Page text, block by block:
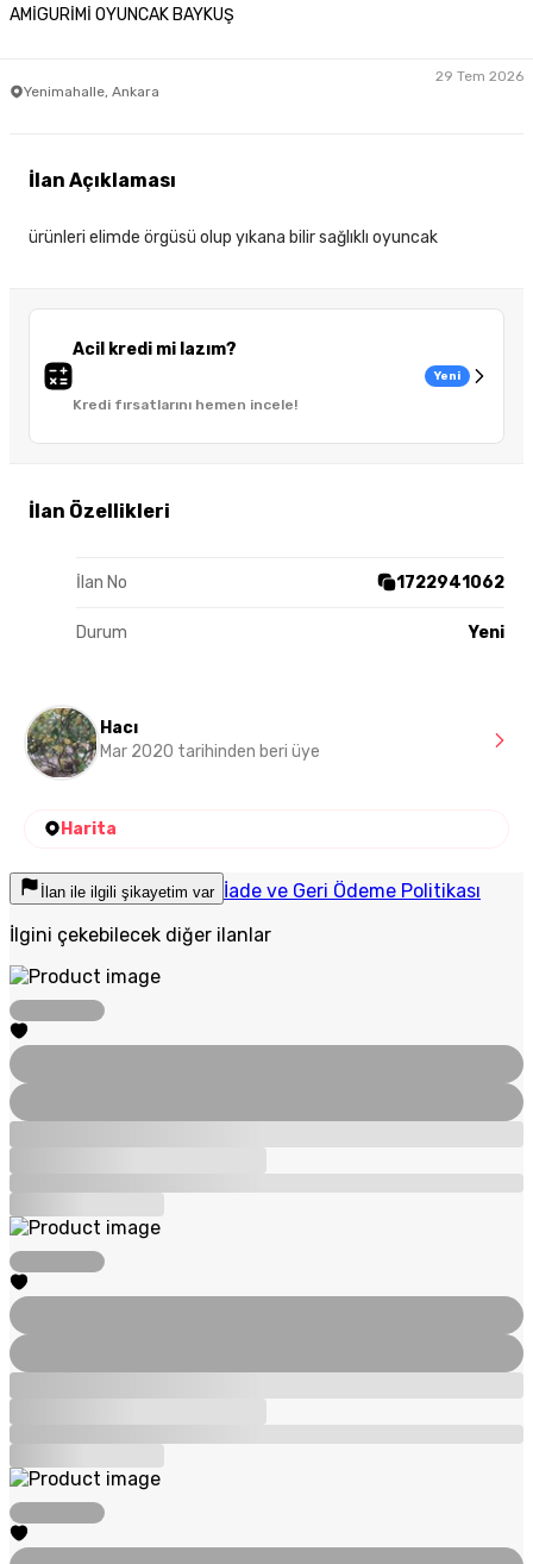
AMİGURİMİ OYUNCAK BAYKUŞ
Yenimahalle, Ankara
29 Tem 2026
Acil kredi mi lazım?
Kredi fırsatlarını hemen incele!
Yeni
İlan Özellikleri
İlan No 1722941062
Durum Yeni
İlan Açıklaması
ürünleri elimde örgüsü olup yıkana bilir sağlıklı oyuncak
Hacı
Mar 2020 tarihinden beri üye
Harita
İlan ile ilgili şikayetim var İade ve Geri Ödeme Politikası
İlgini çekebilecek diğer ilanlar